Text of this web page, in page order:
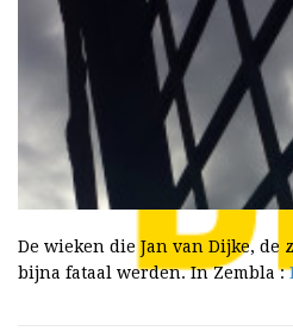
De wieken die Jan van Dijke, de
bijna fataal werden. In Zembla :